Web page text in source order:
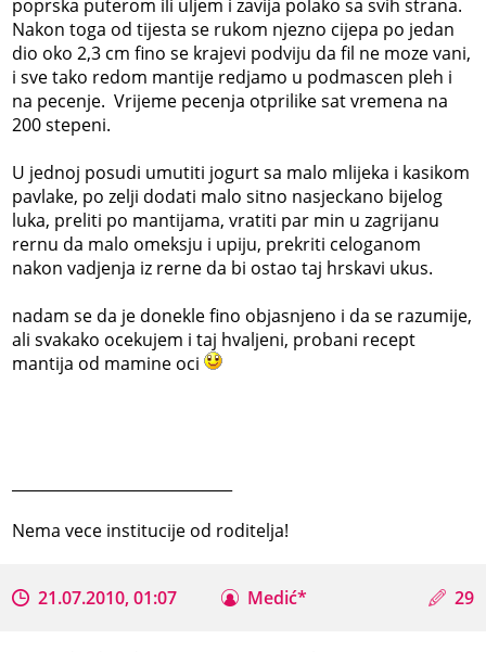
poprska puterom ili uljem i zavija polako sa svih strana.
Nakon toga od tijesta se rukom njezno cijepa po jedan
dio oko 2,3 cm fino se krajevi podviju da fil ne moze vani,
i sve tako redom mantije redjamo u podmascen pleh i
na pecenje. Vrijeme pecenja otprilike sat vremena na
200 stepeni.
U jednoj posudi umutiti jogurt sa malo mlijeka i kasikom
pavlake, po zelji dodati malo sitno nasjeckano bijelog
luka, preliti po mantijama, vratiti par min u zagrijanu
rernu da malo omeksju i upiju, prekriti celoganom
nakon vadjenja iz rerne da bi ostao taj hrskavi ukus.
nadam se da je donekle fino objasnjeno i da se razumije,
ali svakako ocekujem i taj hvaljeni, probani recept
mantija od mamine oci
Nema vece institucije od roditelja!
21.07.2010, 01:07 Medić* 29